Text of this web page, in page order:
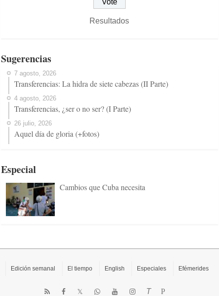
Resultados
Sugerencias
7 agosto, 2026
Transferencias: La hidra de siete cabezas (II Parte)
4 agosto, 2026
Transferencias, ¿ser o no ser? (I Parte)
26 julio, 2026
Aquel día de gloria (+fotos)
Especial
Cambios que Cuba necesita
Edición semanal El tiempo English Especiales Efémerides
T P